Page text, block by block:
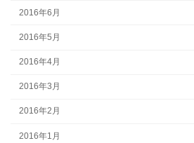
2016年6月
2016年5月
2016年4月
2016年3月
2016年2月
2016年1月